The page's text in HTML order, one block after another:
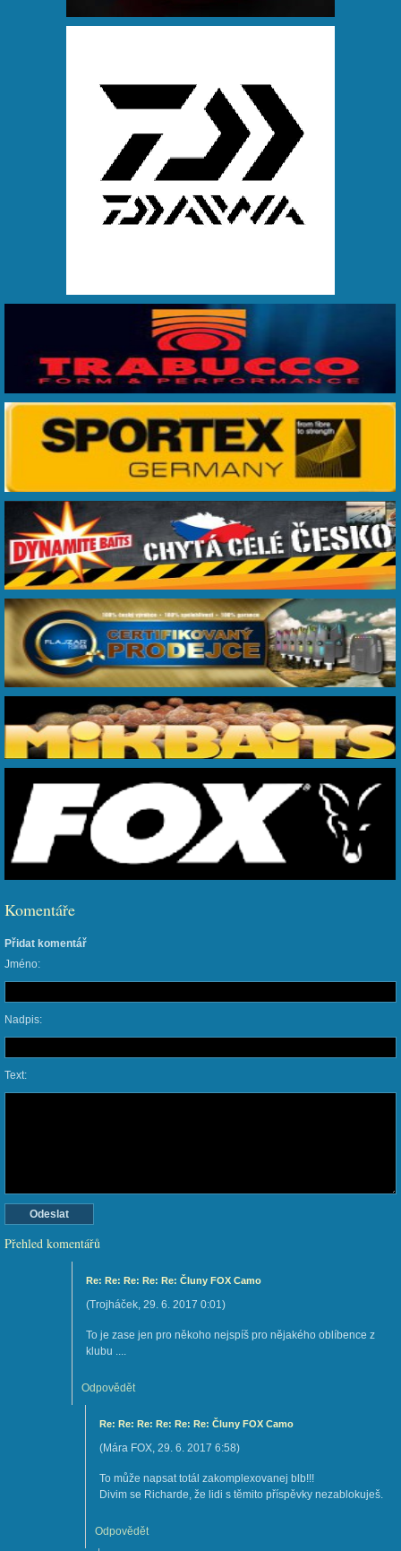
Komentáře
Přidat komentář
Jméno:
Nadpis:
Text:
Přehled komentářů
Re: Re: Re: Re: Re: Čluny FOX Camo
(Trojháček, 29. 6. 2017 0:01)
To je zase jen pro někoho nejspíš pro nějakého oblíbence z
klubu ....
Odpovědět
Re: Re: Re: Re: Re: Re: Čluny FOX Camo
(Mára FOX, 29. 6. 2017 6:58)
To může napsat totál zakomplexovanej blb!!!
Divim se Richarde, že lidi s těmito příspěvky nezablokuješ.
Odpovědět